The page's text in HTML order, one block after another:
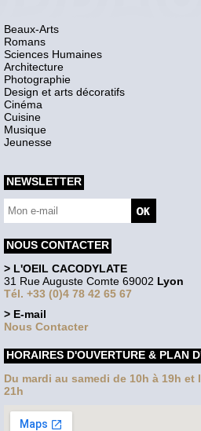
Beaux-Arts
Romans
Sciences Humaines
Architecture
Photographie
Design et arts décoratifs
Cinéma
Cuisine
Musique
Jeunesse
NEWSLETTER
NOUS CONTACTER
> L'OEIL CACODYLATE
31 Rue Auguste Comte 69002 Lyon
Tél. +33 (0)4 78 42 65 67
> E-mail
Nous Contacter
HORAIRES D'OUVERTURE & PLAN
Du mardi au samedi de 10h à 19h et
21h